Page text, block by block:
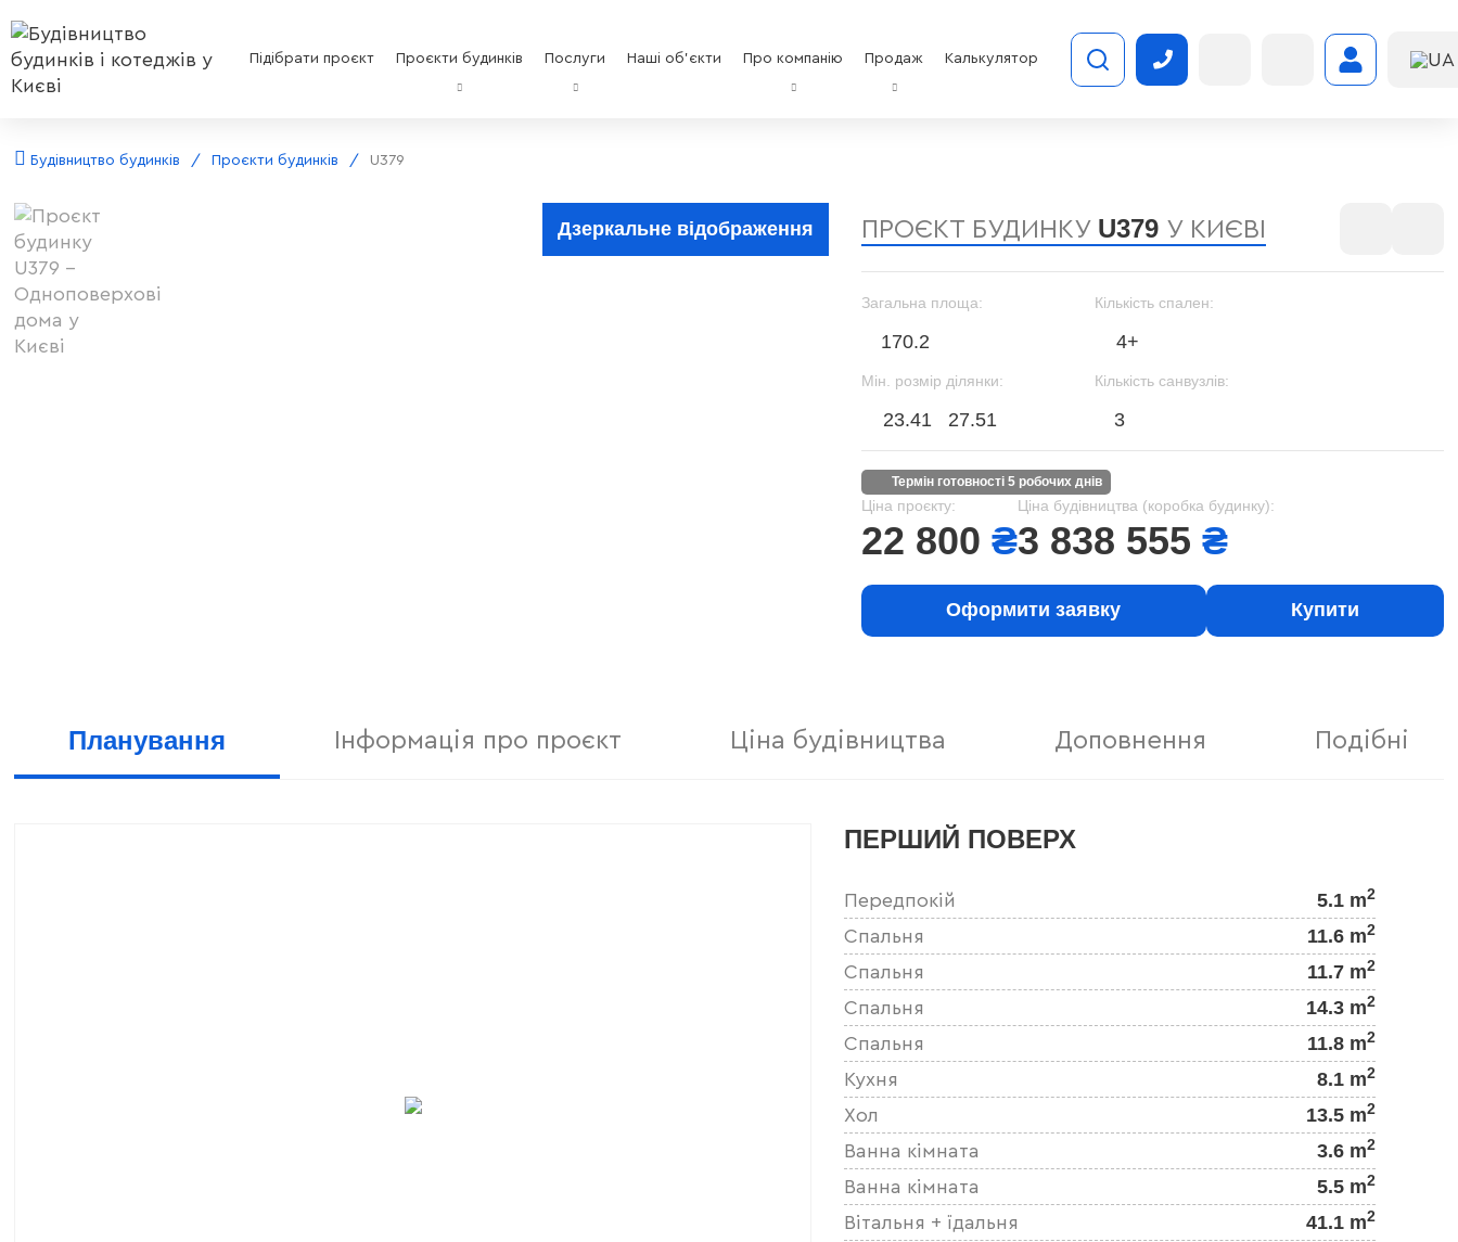
Підібрати проєкт Проєкти будинків Послуги Наші об'єкти Про компанію Продаж Калькулятор UA
Будівництво будинків Проєкти будинків U379
Дзеркальне відображення ПРОЄКТ БУДИНКУ U379 У КИЄВІ
Загальна площа:
170.2
Кількість спален:
4+
Мін. розмір ділянки:
23.41 27.51
Кількість санвузлів:
3
термін готовності 5 робочих днів
Ціна проєкту:
22 800 ₴
Ціна будівництва (коробка будинку):
3 838 555 ₴
Оформити заявку Купити
Планування Інформація про проєкт Ціна будівництва Доповнення Подібні
ПЕРШИЙ ПОВЕРХ
Передпокій 5.1 m2
Спальня 11.6 m2
Спальня 11.7 m2
Спальня 14.3 m2
Спальня 11.8 m2
Кухня 8.1 m2
Хол 13.5 m2
Ванна кімната 3.6 m2
Ванна кімната 5.5 m2
Вітальня + їдальня 41.1 m2